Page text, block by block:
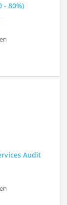
- 80%)
Audit